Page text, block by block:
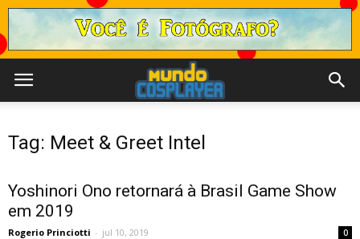
Tag: Meet & Greet Intel
Yoshinori Ono retornará à Brasil Game Show
em 2019
Rogerio Princiotti - jul 10, 2019 0